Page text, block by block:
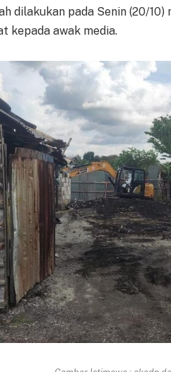
dilakukan pada Senin (20/10)
kepada awak media.